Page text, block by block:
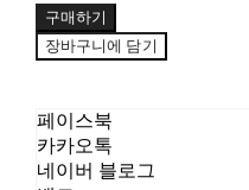
구매하기
장바구니에 담기
페이스북
카카오톡
네이버 블로그